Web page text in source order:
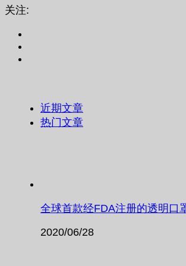
关注:
近期文章
热门文章
全球首款经FDA注册的透明口
2020/06/28